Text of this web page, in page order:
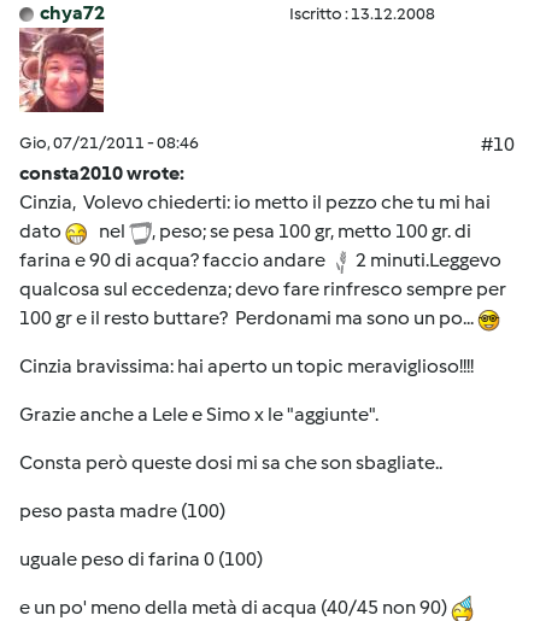
chya72 Iscritto : 13.12.2008
Gio, 07/21/2011 - 08:46
#10
consta2010 wrote:
Cinzia, Volevo chiederti: io metto il pezzo che tu mi hai
dato
nel
, peso; se pesa 100 gr, metto 100 gr. di
farina e 90 di acqua? faccio andare
2 minuti.Leggevo
qualcosa sul eccedenza; devo fare rinfresco sempre per
100 gr e il resto buttare? Perdonami ma sono un po...
Cinzia bravissima: hai aperto un topic meraviglioso!!!!
Grazie anche a Lele e Simo x le "aggiunte".
Consta però queste dosi mi sa che son sbagliate..
peso pasta madre (100)
uguale peso di farina 0 (100)
e un po' meno della metà di acqua (40/45 non 90)